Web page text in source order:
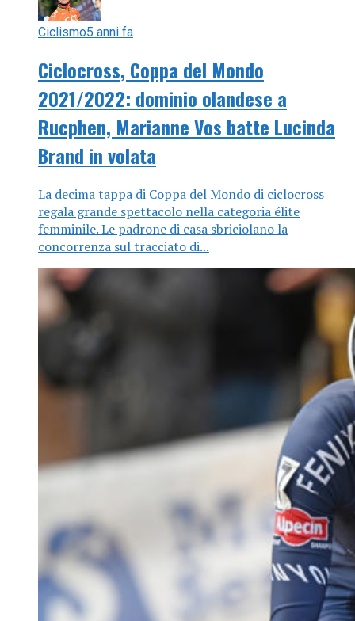
Ciclismo5 anni fa
Ciclocross, Coppa del Mondo
2021/2022: dominio olandese a
Rucphen, Marianne Vos batte Lucinda
Brand in volata
La decima tappa di Coppa del Mondo di ciclocross
regala grande spettacolo nella categoria élite
femminile. Le padrone di casa sbriciolano la
concorrenza sul tracciato di...